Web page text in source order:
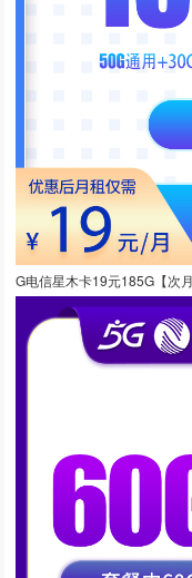
G电信星木卡19元185G【次月